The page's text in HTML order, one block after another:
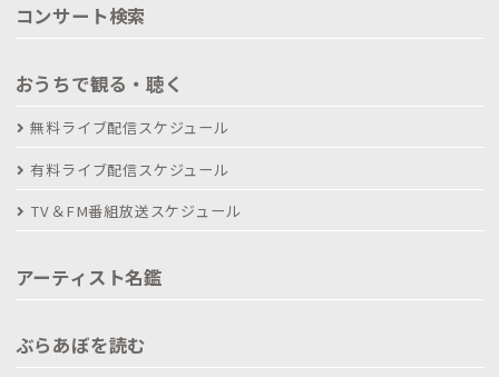
コンサート検索
おうちで観る・聴く
無料ライブ配信スケジュール
有料ライブ配信スケジュール
TV＆FM番組放送スケジュール
アーティスト名鑑
ぶらあぼを読む